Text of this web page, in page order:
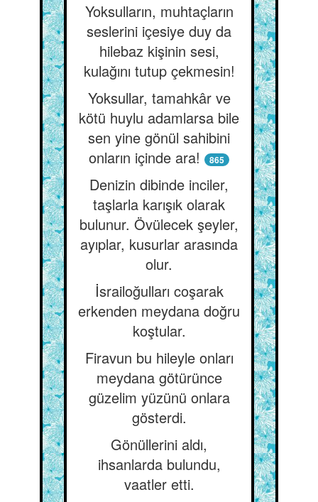
Yoksulların, muhtaçların
seslerini içesiye duy da
hilebaz kişinin sesi,
kulağını tutup çekmesin!
Yoksullar, tamahkâr ve
kötü huylu adamlarsa bile
sen yine gönül sahibini
onların içinde ara!
865
Denizin dibinde inciler,
taşlarla karışık olarak
bulunur. Övülecek şeyler,
ayıplar, kusurlar arasında
olur.
İsrailoğulları coşarak
erkenden meydana doğru
koştular.
Firavun bu hileyle onları
meydana götürünce
güzelim yüzünü onlara
gösterdi.
Gönüllerini aldı,
ihsanlarda bulundu,
vaatler etti.